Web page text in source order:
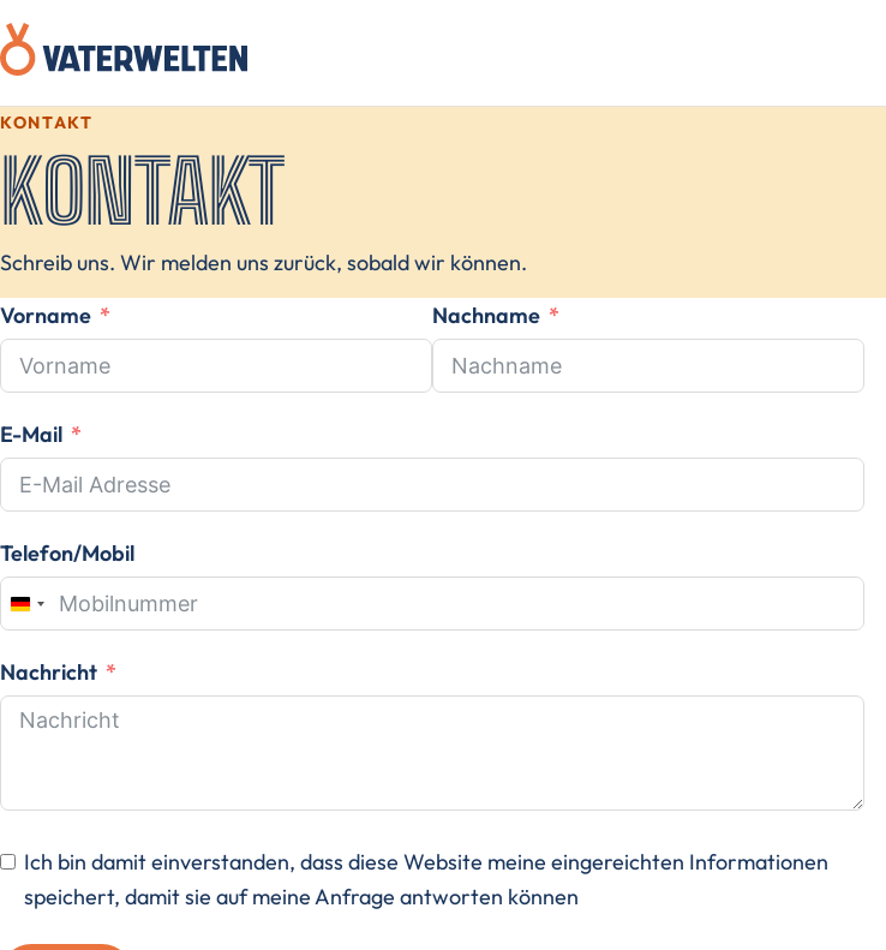
KONTAKT
KONTAKT
Schreib uns. Wir melden uns zurück, sobald wir können.
Vorname
Nachname
E-Mail
Telefon/Mobil
Germany
Nachricht
Ich bin damit einverstanden, dass diese Website meine eingereichten Informationen
speichert, damit sie auf meine Anfrage antworten können